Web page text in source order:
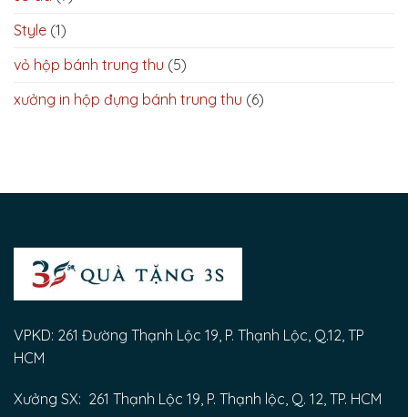
Style (1)
vỏ hộp bánh trung thu (5)
xưởng in hộp đựng bánh trung thu (6)
VPKD: 261 Đường Thạnh Lộc 19, P. Thạnh Lộc, Q.12, TP
HCM
Xưởng SX: 261 Thạnh Lộc 19, P. Thạnh lộc, Q. 12, TP. HCM